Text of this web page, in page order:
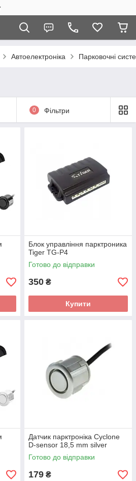
Автоелектроніка Парковочні
0 Фільтри
Блок управління парктроника
Tiger TG-P4
Готово до відправки
350 ₴
Купити
Датчик парктроніка Cyclone
D-sensor 18,5 mm silver
Готово до відправки
179 ₴